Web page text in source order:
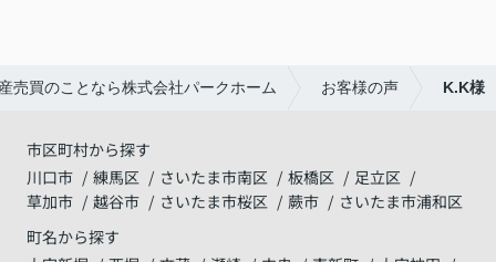
売買のことなら株式会社パークホーム お客様の声 K.K様
市区町村から探す
川口市
練馬区 さいたま市南区 板橋区
足立区
草加市
越谷市 さいたま市桜区 蕨市
さいたま市浦和区
町名から探す